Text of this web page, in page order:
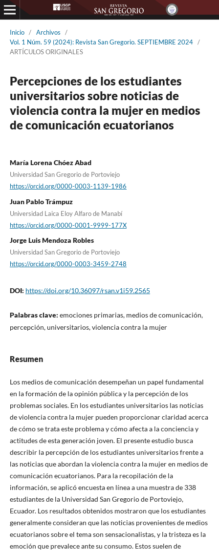
Inicio / Archivos
/
Vol. 1 Núm. 59 (2024): Revista San Gregorio. SEPTIEMBRE 2024 /
ARTÍCULOS ORIGINALES
Percepciones de los estudiantes
universitarios sobre noticias de
violencia contra la mujer en medios
de comunicación ecuatorianos
María Lorena Chóez Abad
Universidad San Gregorio de Portoviejo
https://orcid.org/0000-0003-1139-1986
Juan Pablo Trámpuz
Universidad Laica Eloy Alfaro de Manabí
https://orcid.org/0000-0001-9999-177X
Jorge Luis Mendoza Robles
Universidad San Gregorio de Portoviejo
https://orcid.org/0000-0003-3459-2748
DOI: https://doi.org/10.36097/rsan.v1i59.2565
Palabras clave: emociones primarias, medios de comunicación,
percepción, universitarios, violencia contra la mujer
Resumen
Los medios de comunicación desempeñan un papel fundamental
en la formación de la opinión pública y la percepción de los
problemas sociales. En los estudiantes universitarios las noticias
de violencia contra la mujer pueden proporcionar claridad acerca
de cómo se trata este problema y cómo afecta a la conciencia y
actitudes de esta generación joven. El presente estudio busca
describir la percepción de los estudiantes universitarios frente a
las noticias que abordan la violencia contra la mujer en medios de
comunicación ecuatorianos. Para la recopilación de la
información, se aplicó encuesta en línea a una muestra de 338
estudiantes de la Universidad San Gregorio de Portoviejo,
Ecuador. Los resultados obtenidos mostraron que los estudiantes
generalmente consideran que las noticias provenientes de medios
ecuatorianos sobre el tema son sensacionalistas, y la tristeza es la
emoción que prevalece ante su consumo. Estos suelen de